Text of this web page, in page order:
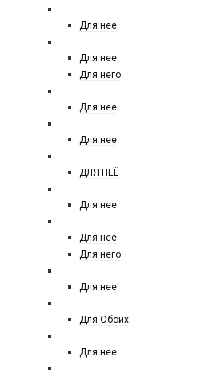
Для нее
Для нее
Для него
Для нее
Для нее
ДЛЯ НЕЁ
Для нее
Для нее
Для него
Для нее
Для Обоих
Для нее